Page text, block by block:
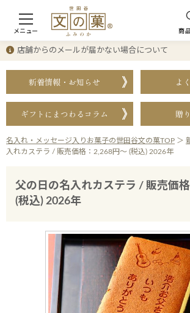
メニュー 商
店舗からのメールが届かない場合について
新着情報・お知らせ よ
ギフトにまつわるコラム 贈
名入れ・メッセージ入りお菓子の世田谷文の菓TOP ＞
入れカステラ / 販売価格：2,268円～ (税込) 2026年
父の日の名入れカステラ / 販売価
(税込) 2026年